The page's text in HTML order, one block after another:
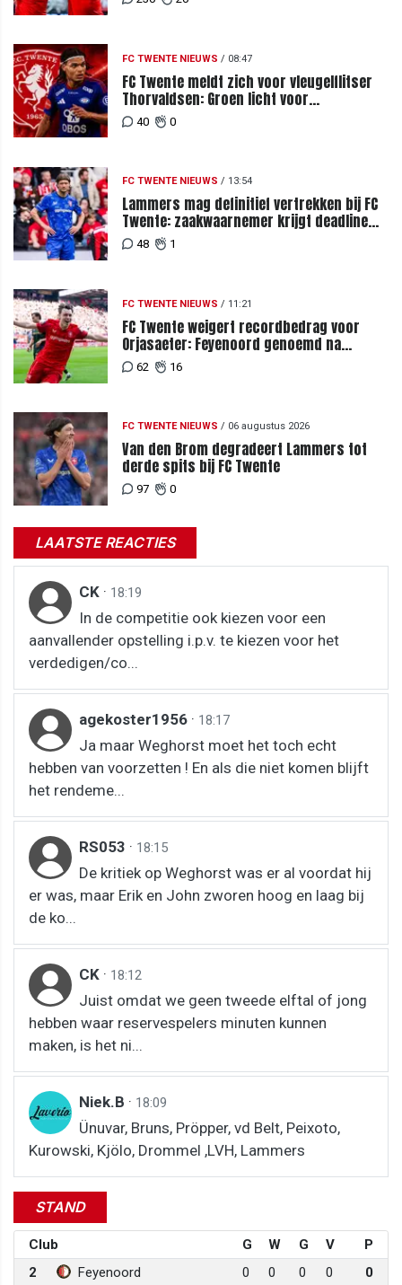
FC TWENTE NIEUWS / 08:47
FC Twente meldt zich voor vleugelflitser
Thorvaldsen: Groen licht voor
miljoenenbod
40 0
FC TWENTE NIEUWS / 13:54
Lammers mag definitief vertrekken bij FC
Twente: zaakwaarnemer krijgt deadline
vanwege komst vervanger
48 1
FC TWENTE NIEUWS / 11:21
FC Twente weigert recordbedrag voor
Orjasaeter: Feyenoord genoemd na
megabod
62 16
FC TWENTE NIEUWS / 06 augustus 2026
Van den Brom degradeert Lammers tot
derde spits bij FC Twente
97 0
LAATSTE REACTIES
CK · 18:19
In de competitie ook kiezen voor een
aanvallender opstelling i.p.v. te kiezen voor het
verdedigen/co...
agekoster1956 · 18:17
Ja maar Weghorst moet het toch echt
hebben van voorzetten ! En als die niet komen blijft
het rendeme...
RS053 · 18:15
De kritiek op Weghorst was er al voordat hij
er was, maar Erik en John zworen hoog en laag bij
de ko...
CK · 18:12
Juist omdat we geen tweede elftal of jong
hebben waar reservespelers minuten kunnen
maken, is het ni...
Niek.B · 18:09
Ünuvar, Bruns, Pröpper, vd Belt, Peixoto,
Kurowski, Kjölo, Drommel ,LVH, Lammers
STAND
Club G W G V
P
2
Feyenoord 0 0 0 0
0